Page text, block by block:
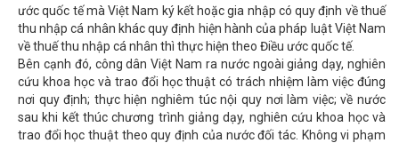
ước quốc tế mà Việt Nam ký kết hoặc gia nhập có quy định về thuế
thu nhập cá nhân khác quy định hiện hành của pháp luật Việt Nam
về thuế thu nhập cá nhân thì thực hiện theo Điều ước quốc tế.
Bên cạnh đó, công dân Việt Nam ra nước ngoài giảng dạy, nghiên
cứu khoa học và trao đổi học thuật có trách nhiệm làm việc đúng
nơi quy định; thực hiện nghiêm túc nội quy nơi làm việc; về nước
sau khi kết thúc chương trình giảng dạy, nghiên cứu khoa học và
trao đổi học thuật theo quy định của nước đối tác. Không vi phạm